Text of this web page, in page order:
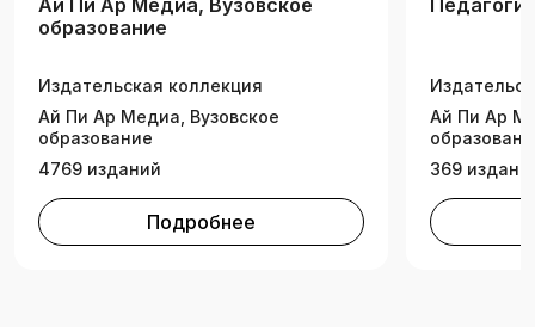
Ай Пи Ар Медиа, Вузовское
образование
Издательская коллекция
Ай Пи Ар Медиа, Вузовское
образование
4769 изданий
Подробнее
Ай Пи Ар
369